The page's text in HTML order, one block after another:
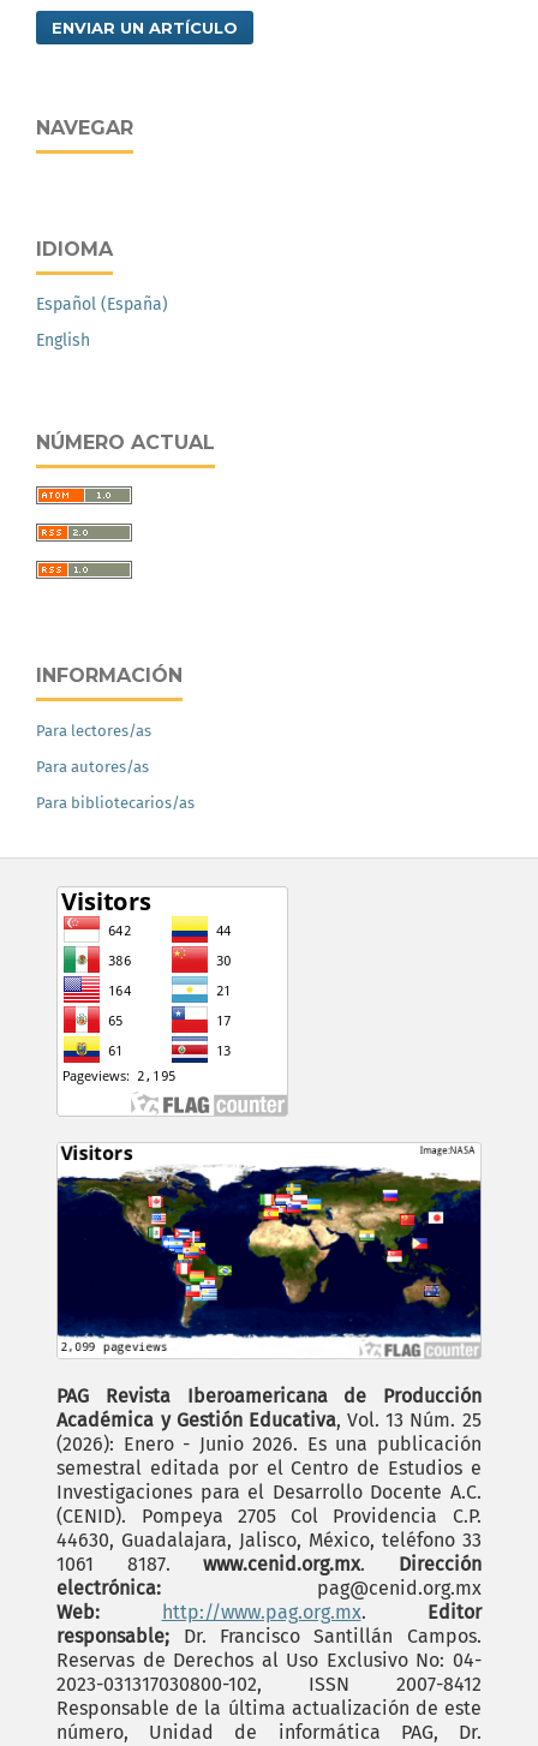
ENVIAR UN ARTÍCULO
NAVEGAR
IDIOMA
Español (España)
English
NÚMERO ACTUAL
INFORMACIÓN
Para lectores/as
Para autores/as
Para bibliotecarios/as
PAG Revista Iberoamericana de Producción
Académica y Gestión Educativa, Vol. 13 Núm. 25
(2026): Enero - Junio 2026. Es una publicación
semestral editada por el Centro de Estudios e
Investigaciones para el Desarrollo Docente A.C.
(CENID). Pompeya 2705 Col Providencia C.P.
44630, Guadalajara, Jalisco, México, teléfono 33
1061 8187.www.cenid.org.mx. Dirección
electrónica: pag@cenid.org.mx
Web:
http://www.pag.org.mx.
Editor
responsable; Dr. Francisco Santillán Campos.
Reservas de Derechos al Uso Exclusivo No: 04-
2023-031317030800-102, ISSN 2007-8412
Responsable de la última actualización de este
número, Unidad de informática PAG, Dr.